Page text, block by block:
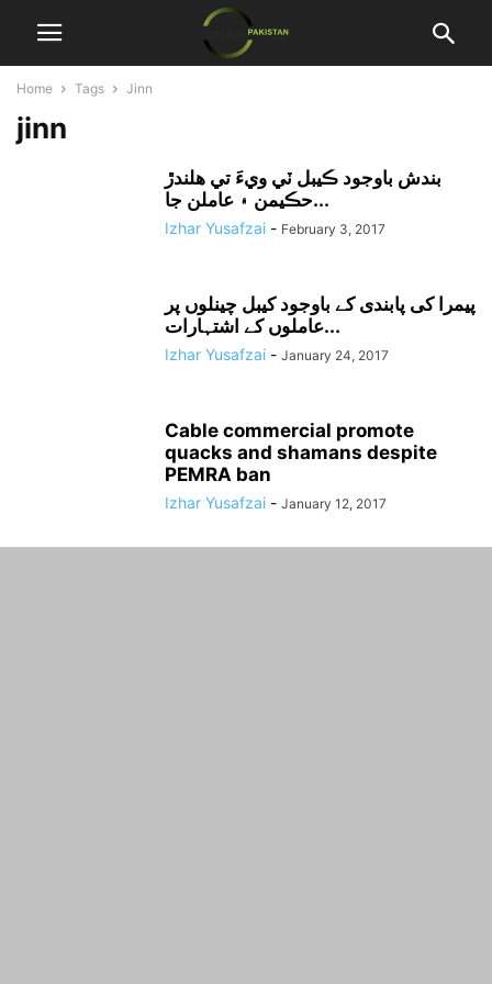
Home Tags Jinn
jinn
بندش باوجود ڪيبل ٽي ويءَ تي هلندڙ
حڪيمن ۽ عاملن جا...
Izhar Yusafzai - February 3, 2017
پیمرا کی پابندی کے باوجود کیبل چینلوں پر
عاملوں کے اشتہارات...
Izhar Yusafzai - January 24, 2017
Cable commercial promote
quacks and shamans despite
PEMRA ban
Izhar Yusafzai - January 12, 2017